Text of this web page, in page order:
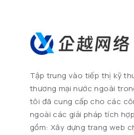
Tập trung vào tiếp thị kỹ
thương mại nước ngoài
tôi đã cung cấp cho các
ngoài các giải pháp tích
gồm: Xây dựng trang web